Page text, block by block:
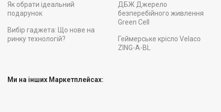
Як обрати ідеальний
подарунок
Вибір гаджета: Що нове на
ринку технологій?
ДБЖ Джерело
безперебійного живлення
Green Cell
Геймерське крісло Velaco
ZING-A-BL
Ми на інших Маркетплейсах: